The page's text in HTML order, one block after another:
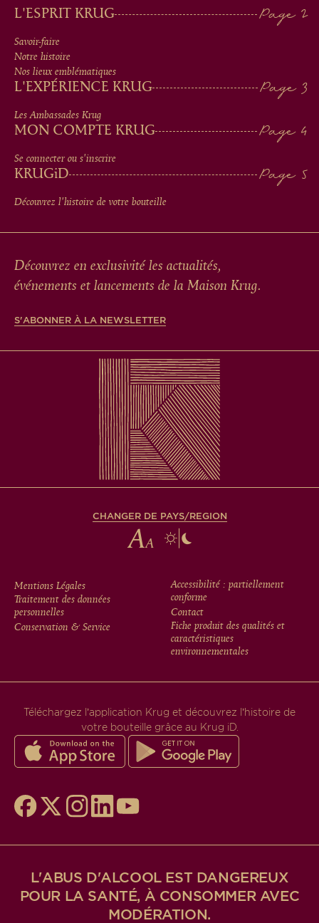
MAIN
MEN
IN
FOOTER
L'ESPRIT KRUG
Savoir-faire
Notre histoire
Nos lieux emblématiques
L'EXPÉRIENCE KRUG
Les Ambassades Krug
MON COMPTE KRUG
Se connecter ou s'inscrire
KRUGiD
Découvrez l'histoire de votre bouteille
Découvrez en exclusivité les actualités,
événements et lancements de la Maison Krug.
S'ABONNER À LA NEWSLETTER
CHANGER DE PAYS/REGION
FOOTER
MENU
Mentions Légales
Traitement des données
personnelles
Conservation & Service
Accessibilité : partiellement
conforme
Contact
Fiche produit des qualités et
caractéristiques
environnementales
Téléchargez l’application Krug et découvrez l’histoire de
votre bouteille grâce au Krug iD.
L'ABUS D'ALCOOL EST DANGEREUX
POUR LA SANTÉ, À CONSOMMER AVEC
MODÉRATION.